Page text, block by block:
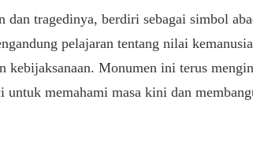
dan tragedinya, berdiri sebagai simbol
pelajaran tentang nilai
kebijaksanaan. Monumen ini terus
untuk memahami masa kini dan